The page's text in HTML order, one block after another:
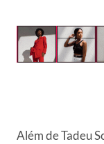
Além de Tadeu